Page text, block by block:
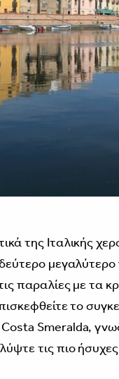
της Ιταλικής
παραλίες με τα
το
Smeralda,
τις πιο